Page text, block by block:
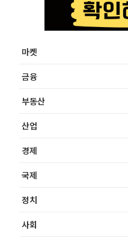
마켓
금융
부동산
산업
경제
국제
정치
사회